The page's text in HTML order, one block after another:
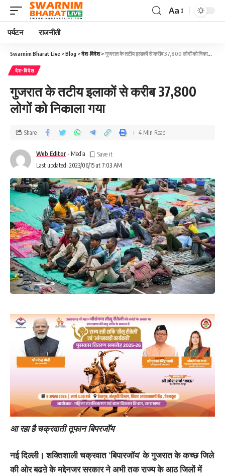
Aa
पर्यटन राजनीती
Swarnim Bharat Live >Blog >देश-विदेश>गुजरात के तटीय इलाकों से करीब 37,800 लोगों को निकाला गया
देश-विदेश
गुजरात के तटीय इलाकों से करीब 37,800
लोगों को निकाला गया
Last updated: 2023/06/15 at 7:03 AM
Web Editor - Media
Share 4 Min Read
आ रहा है चक्रवाती तूफान बिपरजॉय
नई दिल्ली। शक्तिशाली चक्रवात ‘बिपारजॉय’ के गुजरात के कच्छ जिले
की ओर बढऩे के मद्देनजर सरकार ने अभी तक राज्य के आठ जिलों में